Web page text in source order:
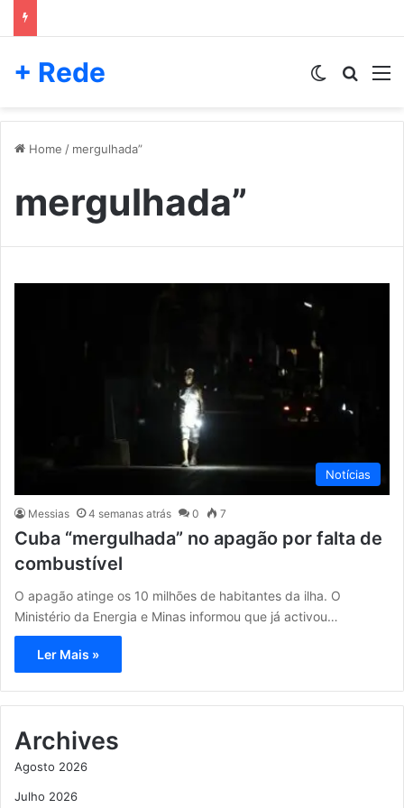
+ Rede Switch skin
Home / mergulhada”
mergulhada”
Notícias
Messias 4 semanas atrás 0 7
Cuba “mergulhada” no apagão por falta de
combustível
O apagão atinge os 10 milhões de habitantes da ilha. O
Ministério da Energia e Minas informou que já activou…
Ler Mais »
Archives
Agosto 2026
Julho 2026